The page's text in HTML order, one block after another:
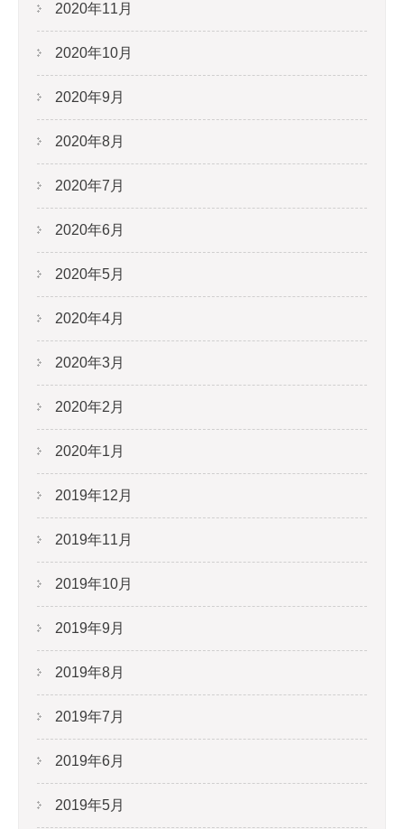
2020年11月
2020年10月
2020年9月
2020年8月
2020年7月
2020年6月
2020年5月
2020年4月
2020年3月
2020年2月
2020年1月
2019年12月
2019年11月
2019年10月
2019年9月
2019年8月
2019年7月
2019年6月
2019年5月